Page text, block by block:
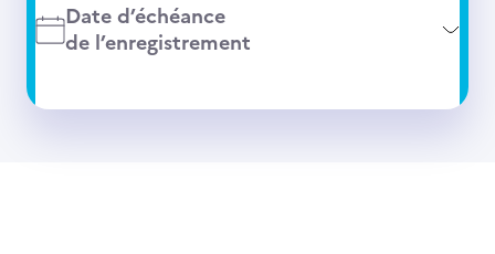
Date d’échéance
de l’enregistrement